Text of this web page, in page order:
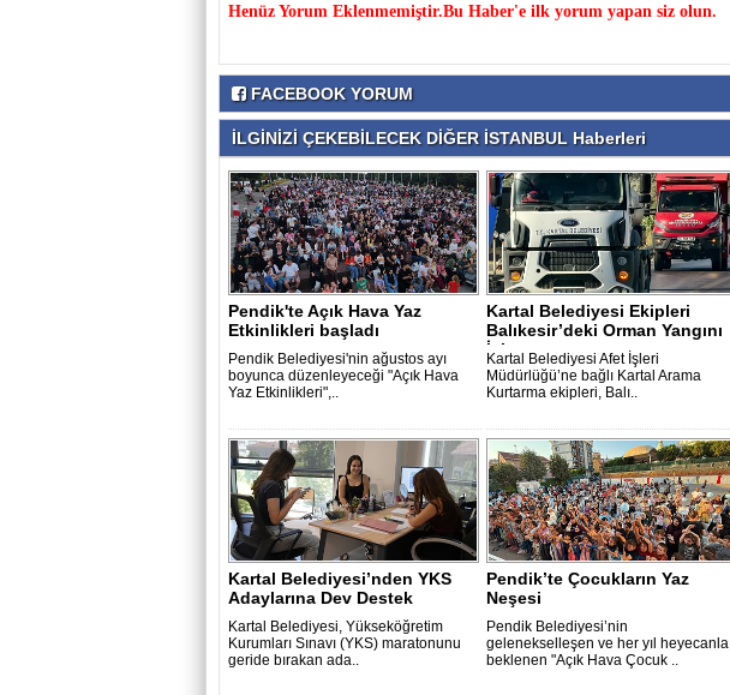
Henüz Yorum Eklenmemiştir.Bu Haber'e ilk yorum yapan siz olun.
FACEBOOK YORUM
İLGİNİZİ ÇEKEBİLECEK DİĞER İSTANBUL Haberleri
Pendik'te Açık Hava Yaz
Etkinlikleri başladı
Pendik Belediyesi'nin ağustos ayı
boyunca düzenleyeceği "Açık Hava
Yaz Etkinlikleri",..
Kartal Belediyesi Ekipleri
Balıkesir’deki Orman Yangını
İçin..
Kartal Belediyesi Afet İşleri
Müdürlüğü’ne bağlı Kartal Arama
Kurtarma ekipleri, Balı..
Kartal Belediyesi’nden YKS
Adaylarına Dev Destek
Kartal Belediyesi, Yükseköğretim
Kurumları Sınavı (YKS) maratonunu
geride bırakan ada..
Pendik’te Çocukların Yaz
Neşesi
Pendik Belediyesi’nin
gelenekselleşen ve her yıl heyecanla
beklenen "Açık Hava Çocuk ..